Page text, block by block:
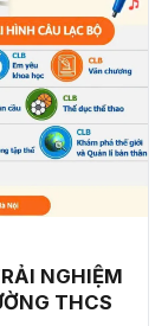
NGHIỆM
THCS